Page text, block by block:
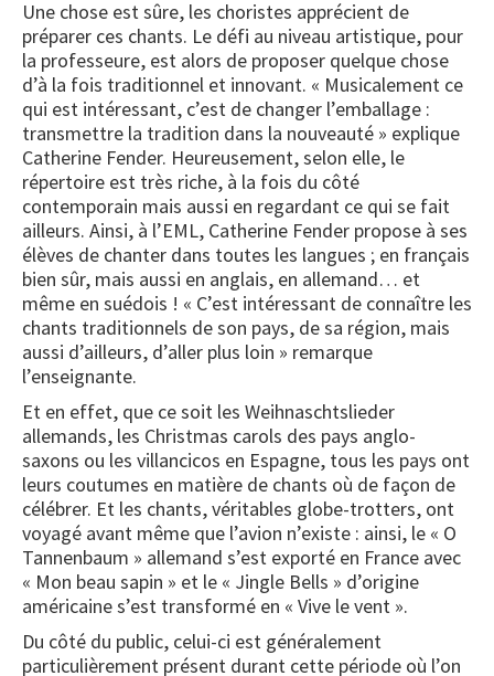
Une chose est sûre, les choristes apprécient de
préparer ces chants. Le défi au niveau artistique, pour
la professeure, est alors de proposer quelque chose
d’à la fois traditionnel et innovant. « Musicalement ce
qui est intéressant, c’est de changer l’emballage :
transmettre la tradition dans la nouveauté » explique
Catherine Fender. Heureusement, selon elle, le
répertoire est très riche, à la fois du côté
contemporain mais aussi en regardant ce qui se fait
ailleurs. Ainsi, à l’EML, Catherine Fender propose à ses
élèves de chanter dans toutes les langues ; en français
bien sûr, mais aussi en anglais, en allemand… et
même en suédois ! « C’est intéressant de connaître les
chants traditionnels de son pays, de sa région, mais
aussi d’ailleurs, d’aller plus loin » remarque
l’enseignante.
Et en effet, que ce soit les Weihnaschtslieder
allemands, les Christmas carols des pays anglo-
saxons ou les villancicos en Espagne, tous les pays ont
leurs coutumes en matière de chants où de façon de
célébrer. Et les chants, véritables globe-trotters, ont
voyagé avant même que l’avion n’existe : ainsi, le « O
Tannenbaum » allemand s’est exporté en France avec
« Mon beau sapin » et le « Jingle Bells » d’origine
américaine s’est transformé en « Vive le vent ».
Du côté du public, celui-ci est généralement
particulièrement présent durant cette période où l’on